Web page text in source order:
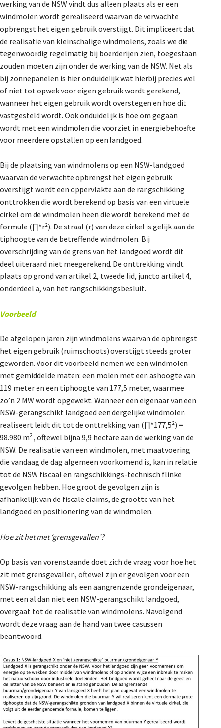
werking van de NSW vindt dus alleen plaats als er een
windmolen wordt gerealiseerd waarvan de verwachte
opbrengst het eigen gebruik overstijgt. Dit impliceert dat
de realisatie van kleinschalige windmolens, zoals we die
tegenwoordig regelmatig bij boerderijen zien, toegestaan
zouden moeten zijn onder de werking van de NSW. Net als
bij zonnepanelen is hier onduidelijk wat hierbij precies wel
of niet tot opwek voor eigen gebruik wordt gerekend,
wanneer het eigen gebruik wordt overstegen en hoe dit
vastgesteld wordt. Ook onduidelijk is hoe om gegaan
wordt met een windmolen die voorziet in energiebehoefte
voor meerdere opstallen op een landgoed.
Bij de plaatsing van windmolens op een NSW-landgoed
waarvan de verwachte opbrengst het eigen gebruik
overstijgt wordt een oppervlakte aan de rangschikking
onttrokken die wordt berekend op basis van een virtuele
cirkel om de windmolen heen die wordt berekend met de
formule (∏*r²). De straal (r) van deze cirkel is gelijk aan de
tiphoogte van de betreffende windmolen. Bij
overschrijding van de grens van het landgoed wordt dit
deel uiteraard niet meegerekend. De onttrekking vindt
plaats op grond van artikel 2, tweede lid, juncto artikel 4,
onderdeel a, van het rangschikkingsbesluit.
Voorbeeld
De afgelopen jaren zijn windmolens waarvan de opbrengst
het eigen gebruik (ruimschoots) overstijgt steeds groter
geworden. Voor dit voorbeeld nemen we een windmolen
met gemiddelde maten: een molen met een ashoogte van
119 meter en een tiphoogte van 177,5 meter, waarmee
zo’n 2 MW wordt opgewekt. Wanneer een eigenaar van een
NSW-gerangschikt landgoed een dergelijke windmolen
realiseert leidt dit tot de onttrekking van (∏*177,5²) =
98.980 m2, oftewel bijna 9,9 hectare aan de werking van de
NSW. De realisatie van een windmolen, met maatvoering
die vandaag de dag algemeen voorkomend is, kan in relatie
tot de NSW fiscaal en rangschikkings-technisch flinke
gevolgen hebben. Hoe groot de gevolgen zijn is
afhankelijk van de fiscale claims, de grootte van het
landgoed en positionering van de windmolen.
Hoe zit het met ‘grensgevallen’?
Op basis van vorenstaande doet zich de vraag voor hoe het
zit met grensgevallen, oftewel zijn er gevolgen voor een
NSW-rangschikking als een aangrenzende grondeigenaar,
met een al dan niet een NSW-gerangschikt landgoed,
overgaat tot de realisatie van windmolens. Navolgend
wordt deze vraag aan de hand van twee casussen
beantwoord.